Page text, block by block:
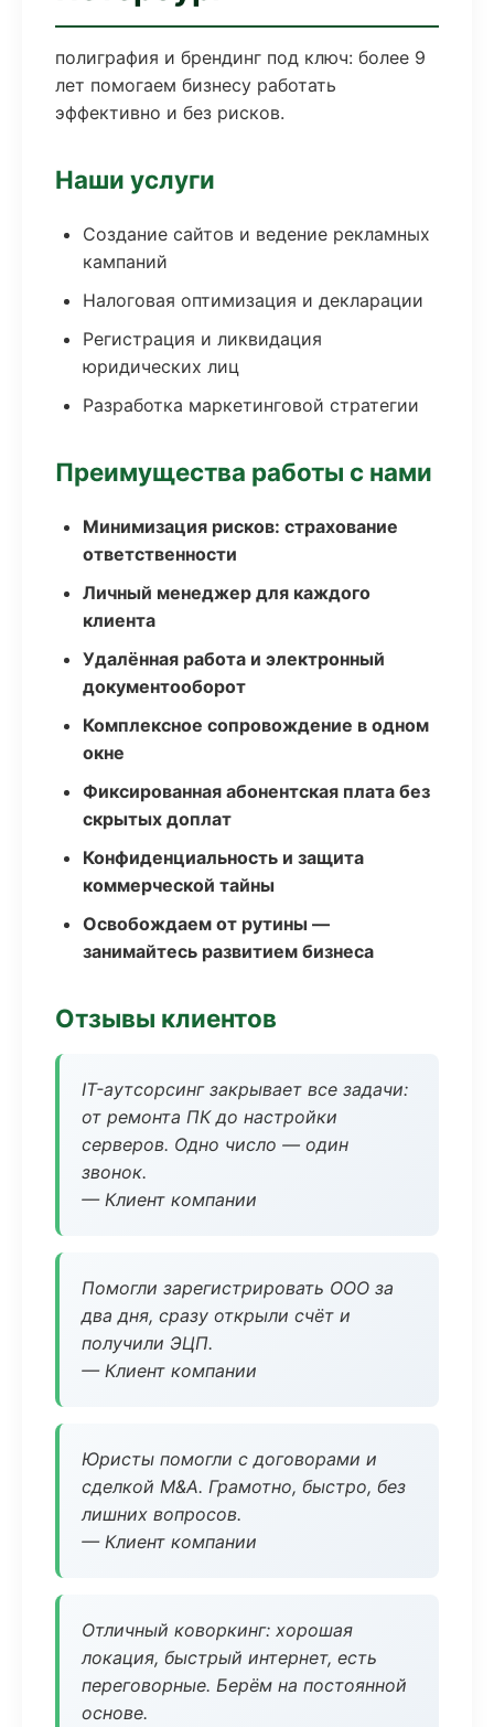
полиграфия и брендинг под ключ: более 9
лет помогаем бизнесу работать
эффективно и без рисков.
Наши услуги
Создание сайтов и ведение рекламных
кампаний
Налоговая оптимизация и декларации
Регистрация и ликвидация
юридических лиц
Разработка маркетинговой стратегии
Преимущества работы с нами
Минимизация рисков: страхование
ответственности
Личный менеджер для каждого
клиента
Удалённая работа и электронный
документооборот
Комплексное сопровождение в одном
окне
Фиксированная абонентская плата без
скрытых доплат
Конфиденциальность и защита
коммерческой тайны
Освобождаем от рутины —
занимайтесь развитием бизнеса
Отзывы клиентов
IT-аутсорсинг закрывает все задачи:
от ремонта ПК до настройки
серверов. Одно число — один
звонок.
— Клиент компании
Помогли зарегистрировать ООО за
два дня, сразу открыли счёт и
получили ЭЦП.
— Клиент компании
Юристы помогли с договорами и
сделкой M&A. Грамотно, быстро, без
лишних вопросов.
— Клиент компании
Отличный коворкинг: хорошая
локация, быстрый интернет, есть
переговорные. Берём на постоянной
основе.